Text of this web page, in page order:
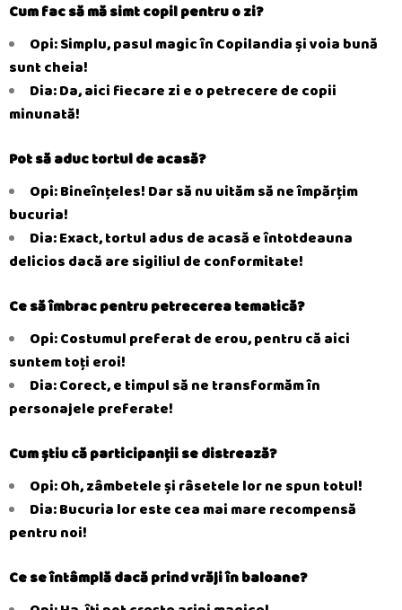
Cum fac să mă simt copil pentru o zi?
Opi: Simplu, pasul magic în Copilandia și voia bună
sunt cheia!
Dia: Da, aici fiecare zi e o petrecere de copii
minunată!
Pot să aduc tortul de acasă?
Opi: Bineînțeles! Dar să nu uităm să ne împărțim
bucuria!
Dia: Exact, tortul adus de acasă e întotdeauna
delicios dacă are sigiliul de conformitate!
Ce să îmbrac pentru petrecerea tematică?
Opi: Costumul preferat de erou, pentru că aici
suntem toți eroi!
Dia: Corect, e timpul să ne transformăm în
personajele preferate!
Cum știu că participanții se distrează?
Opi: Oh, zâmbetele și râsetele lor ne spun totul!
Dia: Bucuria lor este cea mai mare recompensă
pentru noi!
Ce se întâmplă dacă prind vrăji în baloane?